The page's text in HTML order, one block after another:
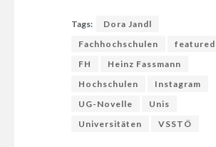
Tags:
Dora Jandl
Fachhochschulen
featured
FH
Heinz Fassmann
Hochschulen
Instagram
UG-Novelle
Unis
Universitäten
VSSTÖ